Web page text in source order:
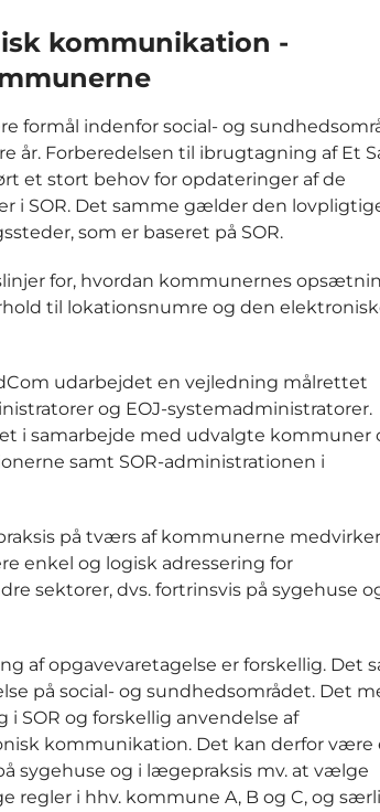
kommunikation -
formål indenfor social- og
år. Forberedelsen til ibrugtagning af Et
et stort behov for opdateringer af de
i SOR. Det samme gælder den
som er baseret på SOR.
for, hvordan kommunernes
til lokationsnumre og den
udarbejdet en vejledning målrettet
og EOJ-systemadministratorer.
i samarbejde med udvalgte kommuner
samt SOR-administrationen i
på tværs af kommunerne
enkel og logisk adressering for
sektorer, dvs. fortrinsvis på sygehuse
af opgavevaretagelse er forskellig. Det
på social- og sundhedsområdet. Det
SOR og forskellig anvendelse af
kommunikation. Det kan derfor være
sygehuse og i lægepraksis mv. at vælge
regler i hhv. kommune A, B og C, og